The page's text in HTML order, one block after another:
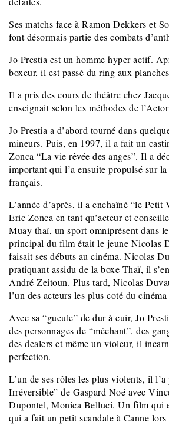
Ses matchs face à Ramon Dekkers et
font désormais partie des combats
Jo Prestia est un homme hyper actif.
boxeur, il est passé du ring aux
Il a pris des cours de théâtre chez
enseignait selon les méthodes de
Jo Prestia a d’abord tourné dans
mineurs. Puis, en 1997, il a fait un
Zonca “La vie rêvée des anges”. Il a
important qui l’a ensuite propulsé sur la
français.
L’année d’après, il a enchaîné “le
Eric Zonca en tant qu’acteur et
Muay thaï, un sport omniprésent dans
principal du film était le jeune Nicolas
faisait ses débuts au cinéma. Nicolas
pratiquant assidu de la boxe Thaï, il
André Zeitoun. Plus tard, Nicolas
l’un des acteurs les plus coté du
Avec sa “gueule” de dur à cuir, Jo
des personnages de “méchant”, des
des dealers et même un violeur, il
perfection.
L’un de ses rôles les plus violents, il
Irréversible” de Gaspard Noé avec
Dupontel, Monica Belluci. Un film qui
qui a fait un petit scandale à Canne